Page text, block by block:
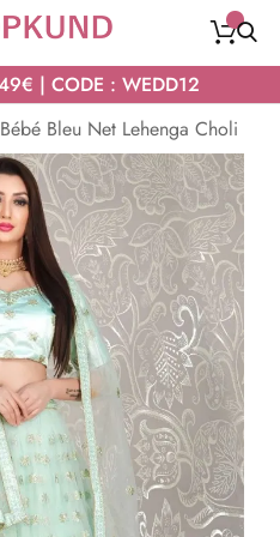
| CODE : WEDD12
Bébé Bleu Net Lehenga Choli